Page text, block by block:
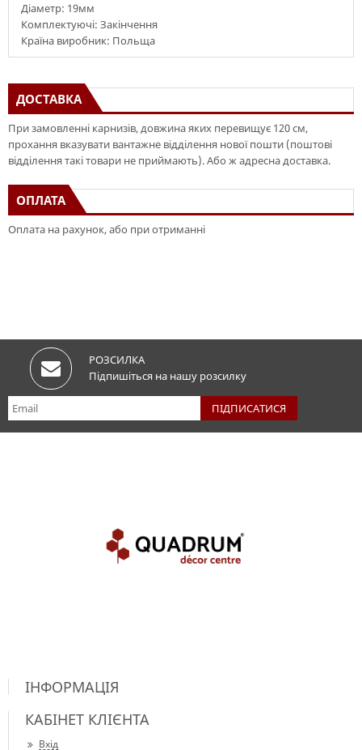
Діаметр: 19мм
Комплектуючі: Закінчення
Країна виробник: Польща
ДОСТАВКА
При замовленні карнизів, довжина яких перевищує 120 см,
прохання вказувати вантажне відділення нової пошти (поштові
відділення такі товари не приймають). Або ж адресна доставка.
ОПЛАТА
Оплата на рахунок, або при отриманні
РОЗСИЛКА
Підпишіться на нашу розсилку
ІНФОРМАЦІЯ
КАБІНЕТ КЛІЄНТА
Вхід